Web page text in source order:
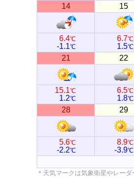
14 15
6.4℃
-1.1℃
6.7℃
1.5℃
21 22
15.1℃
1.2℃
6.5℃
1.8℃
28 29
5.6℃
-2.2℃
8.9℃
-3.9℃
＊天気マークは気象衛星やレー